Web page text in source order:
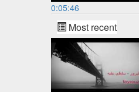
0:05:46
Most recent